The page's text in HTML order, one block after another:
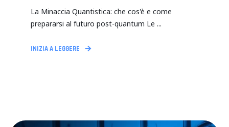
La Minaccia Quantistica: che cos'è e come
prepararsi al futuro post-quantum Le ...
INIZIA A LEGGERE